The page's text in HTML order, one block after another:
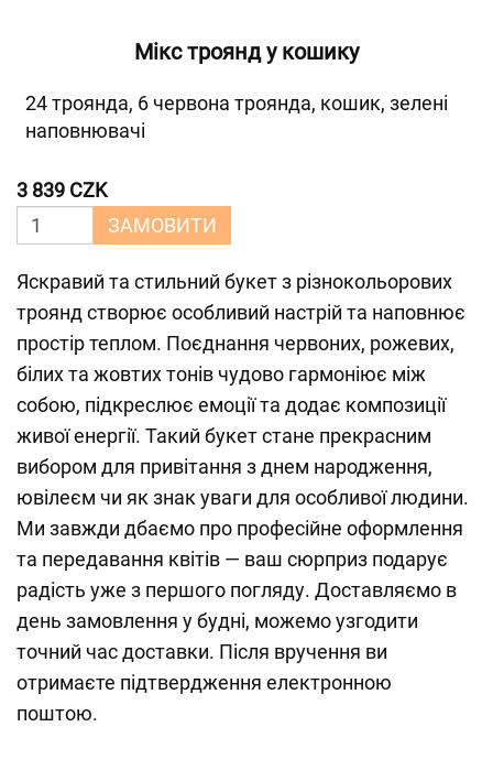
Мікс троянд у кошику
24 троянда, 6 червона троянда, кошик, зелені
наповнювачі
3 839 CZK
ЗАМОВИТИ
Яскравий та стильний букет з різнокольорових
троянд створює особливий настрій та наповнює
простір теплом. Поєднання червоних, рожевих,
білих та жовтих тонів чудово гармоніює між
собою, підкреслює емоції та додає композиції
живої енергії. Такий букет стане прекрасним
вибором для привітання з днем народження,
ювілеєм чи як знак уваги для особливої людини.
Ми завжди дбаємо про професійне оформлення
та передавання квітів — ваш сюрприз подарує
радість уже з першого погляду. Доставляємо в
день замовлення у будні, можемо узгодити
точний час доставки. Після вручення ви
отримаєте підтвердження електронною
поштою.